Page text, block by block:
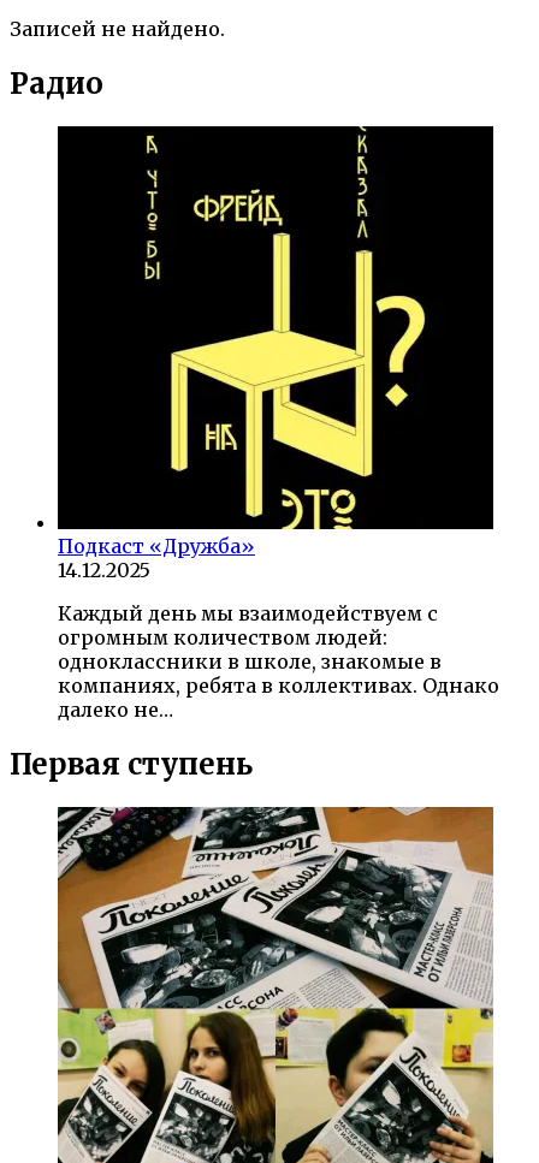
Записей не найдено.
Радио
Подкаст «Дружба»
14.12.2025
Каждый день мы взаимодействуем с
огромным количеством людей:
одноклассники в школе, знакомые в
компаниях, ребята в коллективах. Однако
далеко не…
Первая ступень